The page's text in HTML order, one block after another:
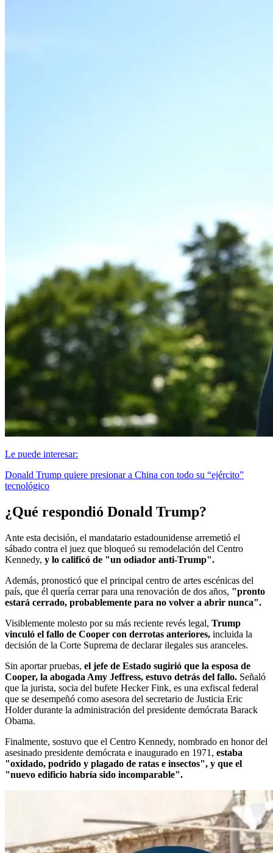
Le puede interesar:
Donald Trump quiere presionar a China con todo su “ejército”
tecnológico
¿Qué respondió Donald Trump?
Ante esta decisión, el mandatario estadounidense arremetió el
sábado contra el juez que bloqueó su remodelación del Centro
Kennedy, y lo calificó de "un odiador anti-Trump".
Además, pronosticó que el principal centro de artes escénicas del
país, que él quería cerrar para una renovación de dos años, "pronto
estará cerrado, probablemente para no volver a abrir nunca".
Visiblemente molesto por su más reciente revés legal, Trump
vinculó el fallo de Cooper con derrotas anteriores, incluida la
decisión de la Corte Suprema de declarar ilegales sus aranceles.
Sin aportar pruebas, el jefe de Estado sugirió que la esposa de
Cooper, la abogada Amy Jeffress, estuvo detrás del fallo. Señaló
que la jurista, socia del bufete Hecker Fink, es una exfiscal federal
que se desempeñó como asesora del secretario de Justicia Eric
Holder durante la administración del presidente demócrata Barack
Obama.
Finalmente, sostuvo que el Centro Kennedy, nombrado en honor del
asesinado presidente demócrata e inaugurado en 1971, estaba
"oxidado, podrido y plagado de ratas e insectos", y que el
"nuevo edificio habría sido incomparable".